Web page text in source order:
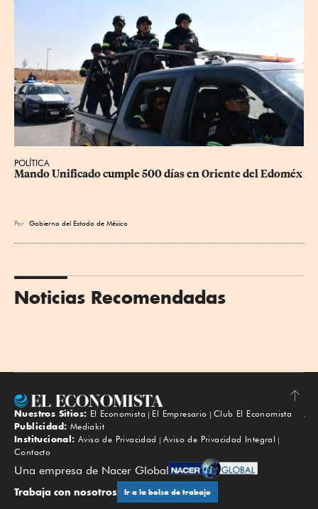
POLÍTICA
Mando Unificado cumple 500 días en Oriente del Edoméx
Por Gobierno del Estado de México
Noticias Recomendadas
Subir
Nuestros Sitios: El Economista El Empresario
Club El Economista
Publicidad: Mediakit
Institucional: Aviso de Privacidad
Aviso de Privacidad Integral
Contacto
Una empresa de Nacer Global
Trabaja con nosotros Ir a la bolsa de trabajo